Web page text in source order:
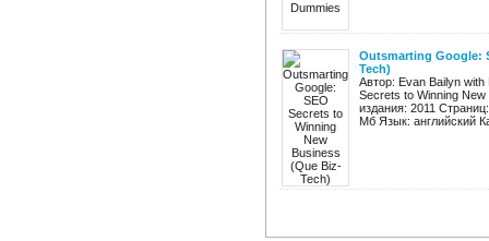
Outsmarting Google:
Tech)
Автор: Evan Bailyn
Secrets to Winning
издания: 2011
Мб Язык: английский